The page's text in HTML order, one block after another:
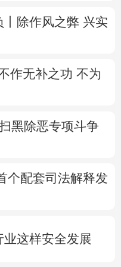
云南 西藏
黑龙江
除作风之弊 兴实
作无补之功 不为
黑除恶专项斗争
个配套司法解释发
业这样安全发展